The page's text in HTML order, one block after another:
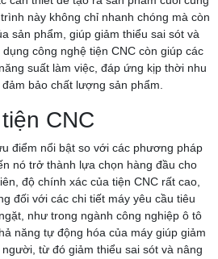
này không chỉ nhanh chóng mà còn
sản phẩm, giúp giảm thiểu sai sót và
công nghệ tiện CNC còn giúp các
suất làm việc, đáp ứng kịp thời nhu
bảo chất lượng sản phẩm.
CNC
điểm nổi bật so với các phương pháp
nó trở thành lựa chọn hàng đầu cho
độ chính xác của tiện CNC rất cao,
đối với các chi tiết máy yêu cầu tiêu
như trong ngành công nghiệp ô tô
năng tự động hóa của máy giúp giảm
từ đó giảm thiểu sai sót và nâng